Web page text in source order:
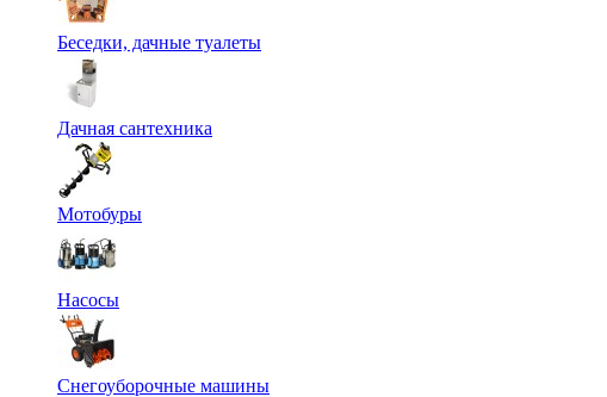
Беседки, дачные туалеты
Дачная сантехника
Мотобуры
Насосы
Снегоуборочные машины